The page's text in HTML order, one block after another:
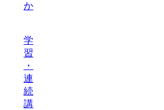
か
学
習
・
連
続
講